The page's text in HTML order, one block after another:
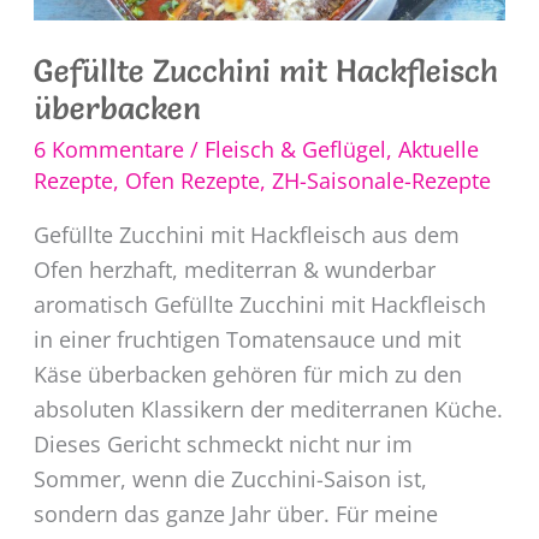
Gefüllte Zucchini mit Hackfleisch
überbacken
6 Kommentare / Fleisch & Geflügel, Aktuelle
Rezepte, Ofen Rezepte, ZH-Saisonale-Rezepte
Gefüllte Zucchini mit Hackfleisch aus dem
Ofen herzhaft, mediterran & wunderbar
aromatisch Gefüllte Zucchini mit Hackfleisch
in einer fruchtigen Tomatensauce und mit
Käse überbacken gehören für mich zu den
absoluten Klassikern der mediterranen Küche.
Dieses Gericht schmeckt nicht nur im
Sommer, wenn die Zucchini-Saison ist,
sondern das ganze Jahr über. Für meine